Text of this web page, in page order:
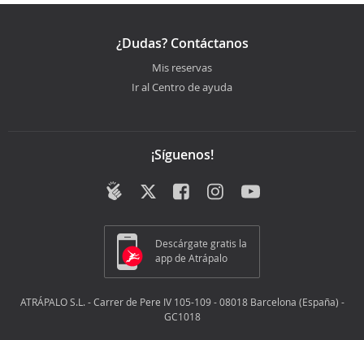
¿Dudas? Contáctanos
Mis reservas
Ir al Centro de ayuda
¡Síguenos!
Descárgate gratis la
app de Atrápalo
ATRÁPALO S.L. - Carrer de Pere IV 105-109 - 08018 Barcelona (España) -
GC1018